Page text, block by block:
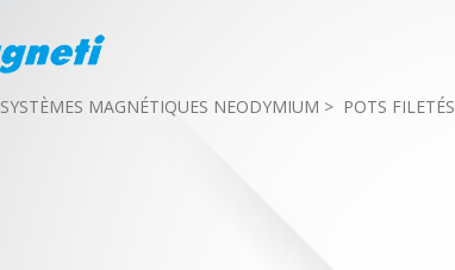
SYSTÈMES MAGNÉTIQUES NEODYMIUM > POTS FILETÉS